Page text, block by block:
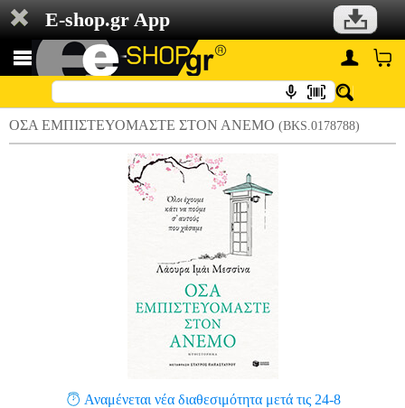
E-shop.gr App
ΟΣΑ ΕΜΠΙΣΤΕΥΟΜΑΣΤΕ ΣΤΟΝ ΑΝΕΜΟ (BKS.0178788)
Αναμένεται νέα διαθεσιμότητα μετά τις 24-8